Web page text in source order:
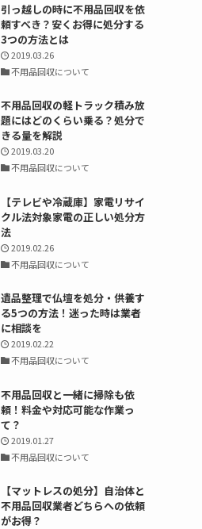
引っ越しの時に不用品回収を依
頼すべき？安くお得に処分する
3つの方法とは
2019.03.26
不用品回収について
不用品回収の軽トラック積み放
題にはどのくらい乗る？処分で
きる量を解説
2019.03.20
不用品回収について
【テレビや冷蔵庫】家電リサイ
クル法対象家電の正しい処分方
法
2019.02.26
不用品回収について
遺品整理で仏壇を処分・供養す
る5つの方法！迷った時は業者
に相談を
2019.02.22
不用品回収について
不用品回収と一緒に掃除も依
頼！料金や対応可能な作業っ
て？
2019.01.27
不用品回収について
【マットレスの処分】自治体と
不用品回収業者どちらへの依頼
がお得？